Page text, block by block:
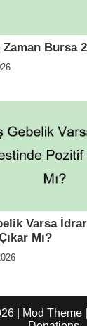
Bursa
Varsa
Mı?
| Mod Theme